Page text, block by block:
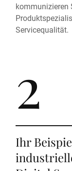
kommunizieren
Servicequalität.
2
Ihr